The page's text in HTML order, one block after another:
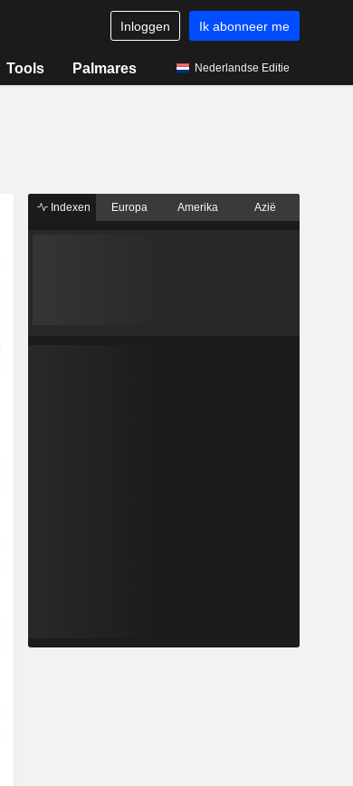
Inloggen Ik abonneer me
Tools Palmares Nederlandse Editie
Indexen Europa Amerika Azië